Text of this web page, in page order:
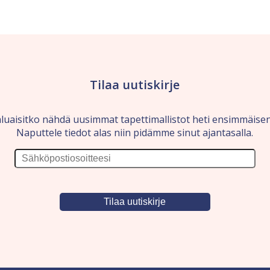
Tilaa uutiskirje
nähdä uusimmat tapettimallistot heti
Naputtele tiedot alas niin pidämme sinut ajantasalla.